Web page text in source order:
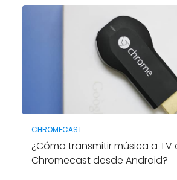
CHROMECAST
¿Cómo transmitir música a TV
Chromecast desde Android?